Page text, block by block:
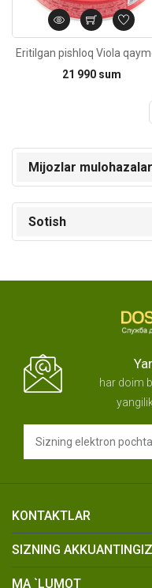
21 990 sum
Mijozlar
Sotish
har doim
KONTAKTLAR
SIZNING AKKUANTINGIZ
MA `LUMOT